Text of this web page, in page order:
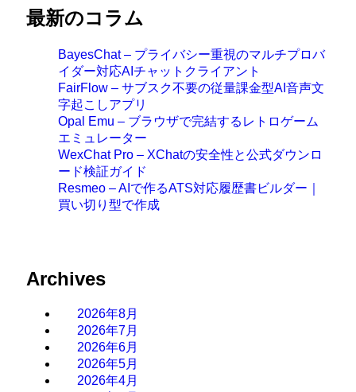
最新のコラム
BayesChat – プライバシー重視のマルチプロバ
イダー対応AIチャットクライアント
FairFlow – サブスク不要の従量課金型AI音声文
字起こしアプリ
Opal Emu – ブラウザで完結するレトロゲーム
エミュレーター
WexChat Pro – XChatの安全性と公式ダウンロ
ード検証ガイド
Resmeo – AIで作るATS対応履歴書ビルダー｜
買い切り型で作成
Archives
2026年8月
2026年7月
2026年6月
2026年5月
2026年4月